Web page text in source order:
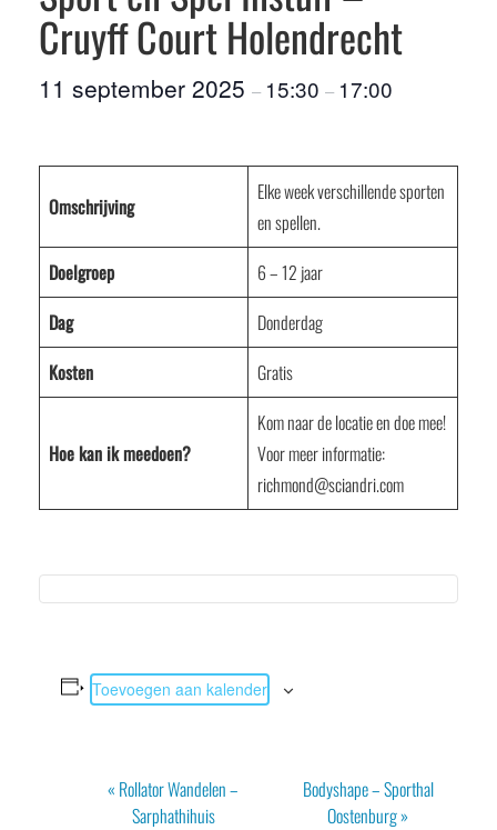
Cruyff Court Holendrecht
11 september 2025 – 15:30 – 17:00
Omschrijving
Elke week verschillende sporten
en spellen.
Doelgroep
6 – 12 jaar
Dag
Donderdag
Kosten
Gratis
Hoe kan ik meedoen?
Kom naar de locatie en doe mee!
Voor meer informatie:
richmond@sciandri.com
Toevoegen aan kalender
Evenement
« Rollator Wandelen –
Sarphathihuis
Bodyshape – Sporthal
Oostenburg»